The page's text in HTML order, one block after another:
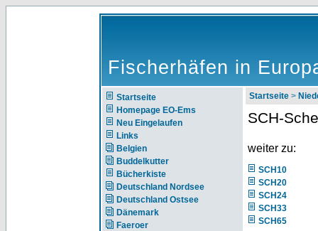
Fischerhäfen in
Startseite
Homepage EO-Ems
Neu Eingelaufen
Links
Belgien
Buddelkutter
Bücherkiste
Deutschland Nordsee
Deutschland Ostsee
Dänemark
Faeroer
Startseite >
SCH-
weiter zu:
SCH10
SCH20
SCH24
SCH33
SCH65